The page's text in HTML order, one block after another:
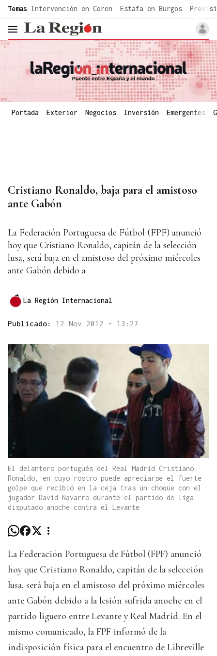
common.go-to-content
Temas Intervención en Coren Estafa en Burgos
header.menu.open
Portada Exterior Negocios Inversión Emergentes
Cristiano Ronaldo, baja para el amistoso
ante Gabón
La Federación Portuguesa de Fútbol (FPF) anunció
hoy que Cristiano Ronaldo, capitán de la selección
lusa, será baja en el amistoso del próximo miércoles
ante Gabón debido a
La Región Internacional
Publicado: 12 Nov 2012 - 13:27
El delantero portugués del Real Madrid Cristiano
Ronaldo, en cuyo rostro puede apreciarse el fuerte
golpe que recibió en la ceja tras un choque con el
jugador David Navarro durante el partido de liga
disputado anoche contra el Levante
La Federación Portuguesa de Fútbol (FPF) anunció
hoy que Cristiano Ronaldo, capitán de la selección
lusa, será baja en el amistoso del próximo miércoles
ante Gabón debido a la lesión sufrida anoche en el
partido liguero entre Levante y Real Madrid. En el
mismo comunicado, la FPF informó de la
indisposición física para el encuentro de Libreville